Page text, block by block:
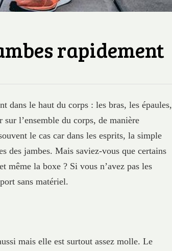
rapidement
dans le haut du corps : les bras, les épaules,
l’ensemble du corps, de manière
le cas car dans les esprits, la simple
des jambes. Mais saviez-vous que certains
même la boxe ? Si vous n’avez pas les
sans matériel.
mais elle est surtout assez molle. Le